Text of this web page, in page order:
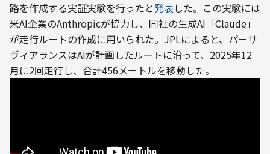
路を作成する実証実験を行ったと発表した。この実験には
米AI企業のAnthropicが協力し、同社の生成AI「Claude」
が走行ルートの作成に用いられた。JPLによると、パーサ
ヴィアランスはAIが計画したルートに沿って、2025年12
月に2回走行し、合計456メートルを移動した。